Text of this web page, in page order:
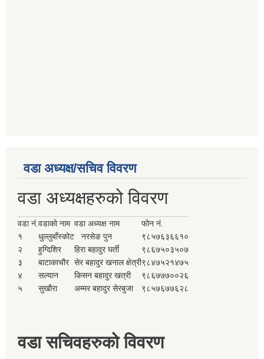
वडा अध्यक्ष/सचिव विवरण
वडा अध्यक्षहरुको विवरण
वडा नं. वडाको नाम वडा अध्यक्ष नाम
फोन नं.
१
धुल्लुबाँस्कोट नरसेङ पुन
९८५७६३६६१०
२
हुग्दिशिर हिरा बहादुर घर्ती
९८६७५०३५०७
३
बाटाकाचौर सेर बहादुर खनाल क्षेत्री९८४७५२१४७५
४
सल्यान किसन बहादुर खत्री
९८६७७७००२६
५
सुखौरा अम्मर बहादुर सेरबुजा ९८५७६७७६२८
वडा सचिवहरुको विवरण